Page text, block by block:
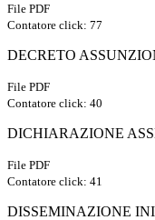
File PDF
Contatore click: 77
DECRETO
File PDF
Contatore click: 40
DICHIARAZIONE
File PDF
Contatore click: 41
DISSEMINAZIONE